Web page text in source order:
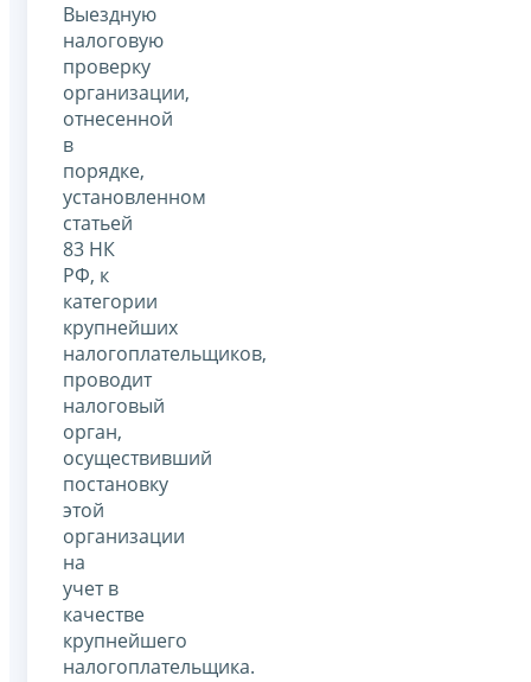
Выездную
налоговую
проверку
организации,
отнесенной
в
порядке,
установленном
статьей
83 НК
РФ, к
категории
крупнейших
налогоплательщиков,
проводит
налоговый
орган,
осуществивший
постановку
этой
организации
на
учет в
качестве
крупнейшего
налогоплательщика.